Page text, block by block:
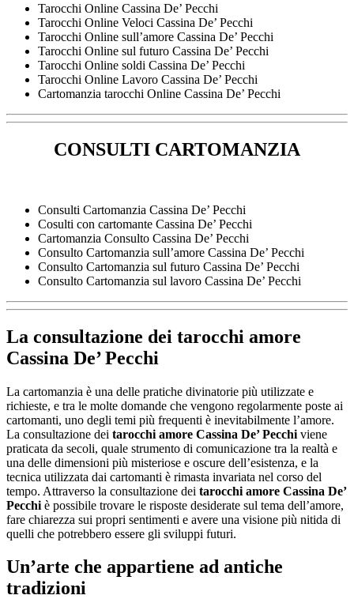
Tarocchi Online Cassina De’ Pecchi
Tarocchi Online Veloci Cassina De’ Pecchi
Tarocchi Online sull’amore Cassina De’ Pecchi
Tarocchi Online sul futuro Cassina De’ Pecchi
Tarocchi Online soldi Cassina De’ Pecchi
Tarocchi Online Lavoro Cassina De’ Pecchi
Cartomanzia tarocchi Online Cassina De’ Pecchi
CONSULTI CARTOMANZIA
Consulti Cartomanzia Cassina De’ Pecchi
Cosulti con cartomante Cassina De’ Pecchi
Cartomanzia Consulto Cassina De’ Pecchi
Consulto Cartomanzia sull’amore Cassina De’ Pecchi
Consulto Cartomanzia sul futuro Cassina De’ Pecchi
Consulto Cartomanzia sul lavoro Cassina De’ Pecchi
La consultazione dei tarocchi amore
Cassina De’ Pecchi
La cartomanzia è una delle pratiche divinatorie più utilizzate e
richieste, e tra le molte domande che vengono regolarmente poste ai
cartomanti, uno degli temi più frequenti è inevitabilmente l’amore.
La consultazione dei tarocchi amore Cassina De’ Pecchi viene
praticata da secoli, quale strumento di comunicazione tra la realtà e
una delle dimensioni più misteriose e oscure dell’esistenza, e la
tecnica utilizzata dai cartomanti è rimasta invariata nel corso del
tempo. Attraverso la consultazione dei tarocchi amore Cassina De’
Pecchi è possibile trovare le risposte desiderate sul tema dell’amore,
fare chiarezza sui propri sentimenti e avere una visione più nitida di
quelli che potrebbero essere gli sviluppi futuri.
Un’arte che appartiene ad antiche
tradizioni